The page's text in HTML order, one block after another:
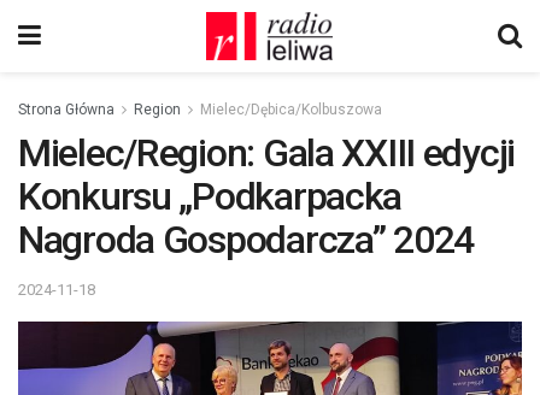
Strona Główna Region Mielec/Dębica/Kolbuszowa
Mielec/Region: Gala XXIII edycji
Konkursu „Podkarpacka
Nagroda Gospodarcza” 2024
2024-11-18